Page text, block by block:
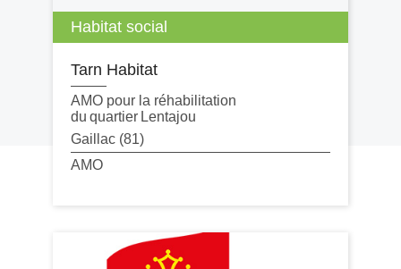
Habitat social
Tarn Habitat
AMO pour la réhabilitation
du quartier Lentajou
Gaillac (81)
AMO